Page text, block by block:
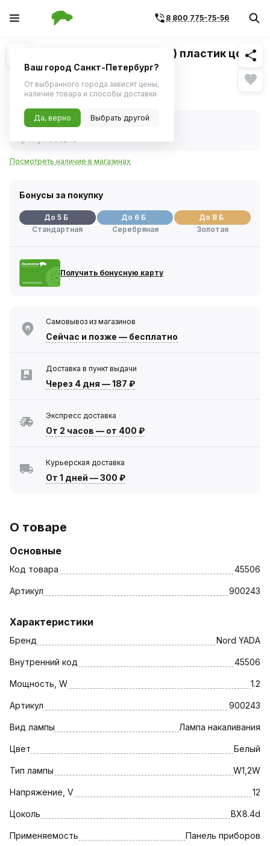
8 800 775-75-56
1/1 Похожие
Лампа 12V 1,2W (приб.панель) пластик цок.
(B8.4d) черный (YADA)
82 ₽
В наличии
Посмотреть наличие в магазинах
Бонусы за покупку
До 5 Б
Стандартная
До 6 Б
Серебряная
До 8 Б
Золотая
Получить бонусную карту
Самовывоз из магазинов
Сейчас и позже — бесплатно
Доставка в пункт выдачи
Через 4 дня —187 ₽
Экспресс доставка
От 2 часов — от 400 ₽
Курьерская доставка
От 1 дней —300 ₽
О товаре
Основные
Код товара 45506
Артикул 900243
Характеристики
Бренд Nord YADA
Внутренний код 45506
Мощность, W 1.2
Артикул 900243
Вид лампы Лампа накаливания
Цвет Белый
Тип лампы W1,2W
Напряжение, V 12
Цоколь BX8.4d
Применяемость Панель приборов
Ваш город Санкт-Петербург?
От выбранного города зависят цены,
наличие товара и способы доставки
Да, верно Выбрать другой